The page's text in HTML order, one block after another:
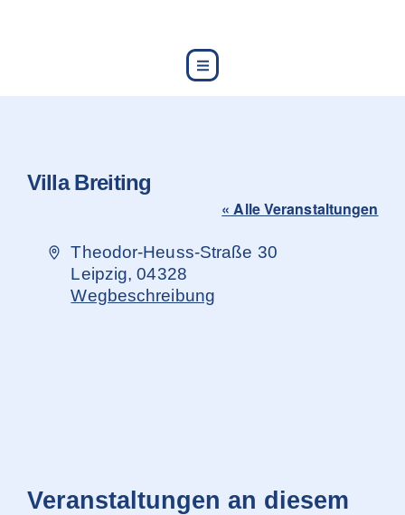
Villa Breiting
« Alle Veranstaltungen
Adresse
Theodor-Heuss-Straße 30
Leipzig, 04328
Wegbeschreibung
Veranstaltungen an diesem